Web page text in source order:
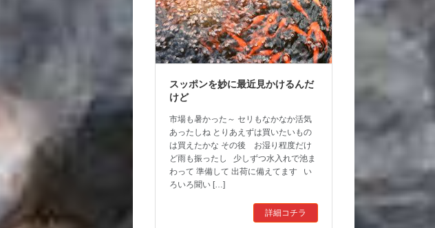
スッポンを妙に最近見かけるんだ
けど
市場も暑かった～ セリもなかなか活気
あったしね とりあえずは買いたいもの
は買えたかな その後 お湿り程度だけ
ど雨も振ったし 少しずつ水入れで池ま
わって 準備して 出荷に備えてます い
ろいろ聞い […]
詳細コチラ